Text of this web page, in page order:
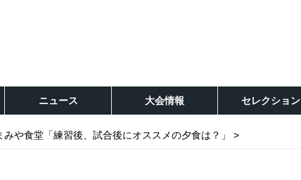
ニュース 大会情報 セレクション
みや食堂「練習後、試合後にオススメの夕食は？」